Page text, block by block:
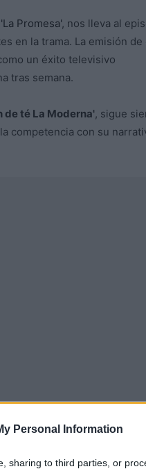
Personal Information
sharing to third parties, or
'La Promesa', nos lleva al
en la trama. La emisión de
un éxito televisivo
tras semana.
de té La Moderna', sigue
competencia con su